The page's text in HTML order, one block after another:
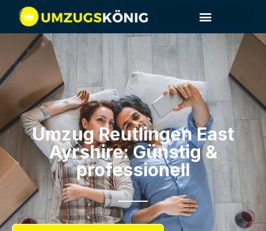
Umzug Reutlingen​ East
Ayrshire: Günstig &
professionell​